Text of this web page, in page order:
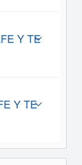
Y TE
Y TE